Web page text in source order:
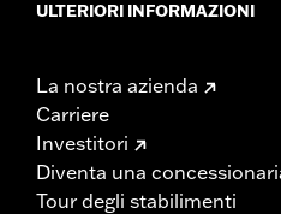
ULTERIORI INFORMAZIONI
La nostra azienda
Carriere
Investitori
Diventa una
Tour degli stabilimenti